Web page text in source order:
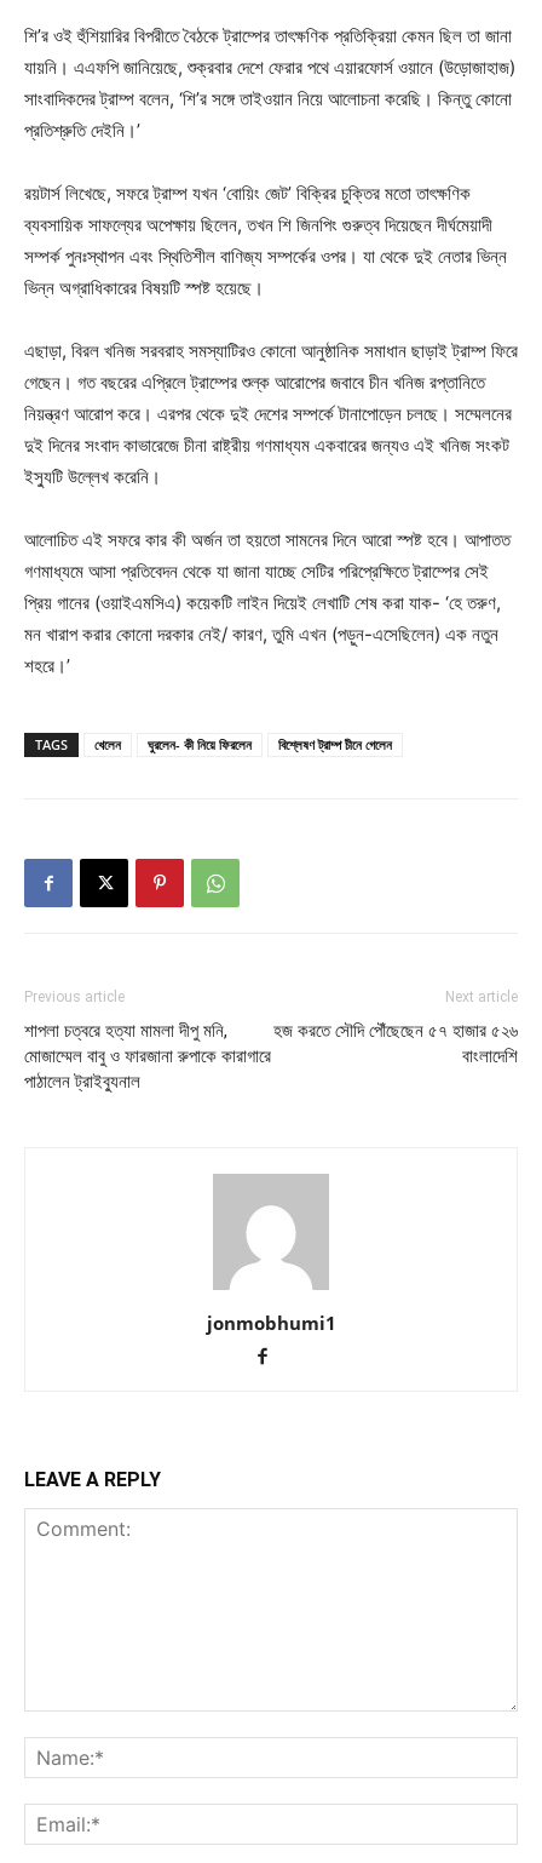
শি’র ওই হুঁশিয়ারির বিপরীতে বৈঠকে ট্রাম্পের তাৎক্ষণিক প্রতিক্রিয়া কেমন ছিল তা জানা
যায়নি। এএফপি জানিয়েছে, শুক্রবার দেশে ফেরার পথে এয়ারফোর্স ওয়ানে (উড়োজাহাজ)
সাংবাদিকদের ট্রাম্প বলেন, ‘শি’র সঙ্গে তাইওয়ান নিয়ে আলোচনা করেছি। কিন্তু কোনো
প্রতিশ্রুতি দেইনি।’
রয়টার্স লিখেছে, সফরে ট্রাম্প যখন ‘বোয়িং জেট’ বিক্রির চুক্তির মতো তাৎক্ষণিক
ব্যবসায়িক সাফল্যের অপেক্ষায় ছিলেন, তখন শি জিনপিং গুরুত্ব দিয়েছেন দীর্ঘমেয়াদী
সম্পর্ক পুনঃস্থাপন এবং স্থিতিশীল বাণিজ্য সম্পর্কের ওপর। যা থেকে দুই নেতার ভিন্ন
ভিন্ন অগ্রাধিকারের বিষয়টি স্পষ্ট হয়েছে।
এছাড়া, বিরল খনিজ সরবরাহ সমস্যাটিরও কোনো আনুষ্ঠানিক সমাধান ছাড়াই ট্রাম্প ফিরে
গেছেন। গত বছরের এপ্রিলে ট্রাম্পের শুল্ক আরোপের জবাবে চীন খনিজ রপ্তানিতে
নিয়ন্ত্রণ আরোপ করে। এরপর থেকে দুই দেশের সম্পর্কে টানাপোড়েন চলছে। সম্মেলনের
দুই দিনের সংবাদ কাভারেজে চীনা রাষ্ট্রীয় গণমাধ্যম একবারের জন্যও এই খনিজ সংকট
ইস্যুটি উল্লেখ করেনি।
আলোচিত এই সফরে কার কী অর্জন তা হয়তো সামনের দিনে আরো স্পষ্ট হবে। আপাতত
গণমাধ্যমে আসা প্রতিবেদন থেকে যা জানা যাচ্ছে সেটির পরিপ্রেক্ষিতে ট্রাম্পের সেই
প্রিয় গানের (ওয়াইএমসিএ) কয়েকটি লাইন দিয়েই লেখাটি শেষ করা যাক- ‘হে তরুণ,
মন খারাপ করার কোনো দরকার নেই/ কারণ, তুমি এখন (পড়ুন-এসেছিলেন) এক নতুন
শহরে।’
TAGS খেলেন ঘুরলেন- কী নিয়ে ফিরলেন বিশ্লেষণ ট্রাম্প চীনে গেলেন
Previous article
শাপলা চত্বরে হত্যা মামলা দীপু মনি,
মোজাম্মেল বাবু ও ফারজানা রুপাকে কারাগারে
পাঠালেন ট্রাইব্যুনাল
Next article
হজ করতে সৌদি পৌঁছেছেন ৫৭ হাজার ৫২৬
বাংলাদেশি
jonmobhumi1
LEAVE A REPLY